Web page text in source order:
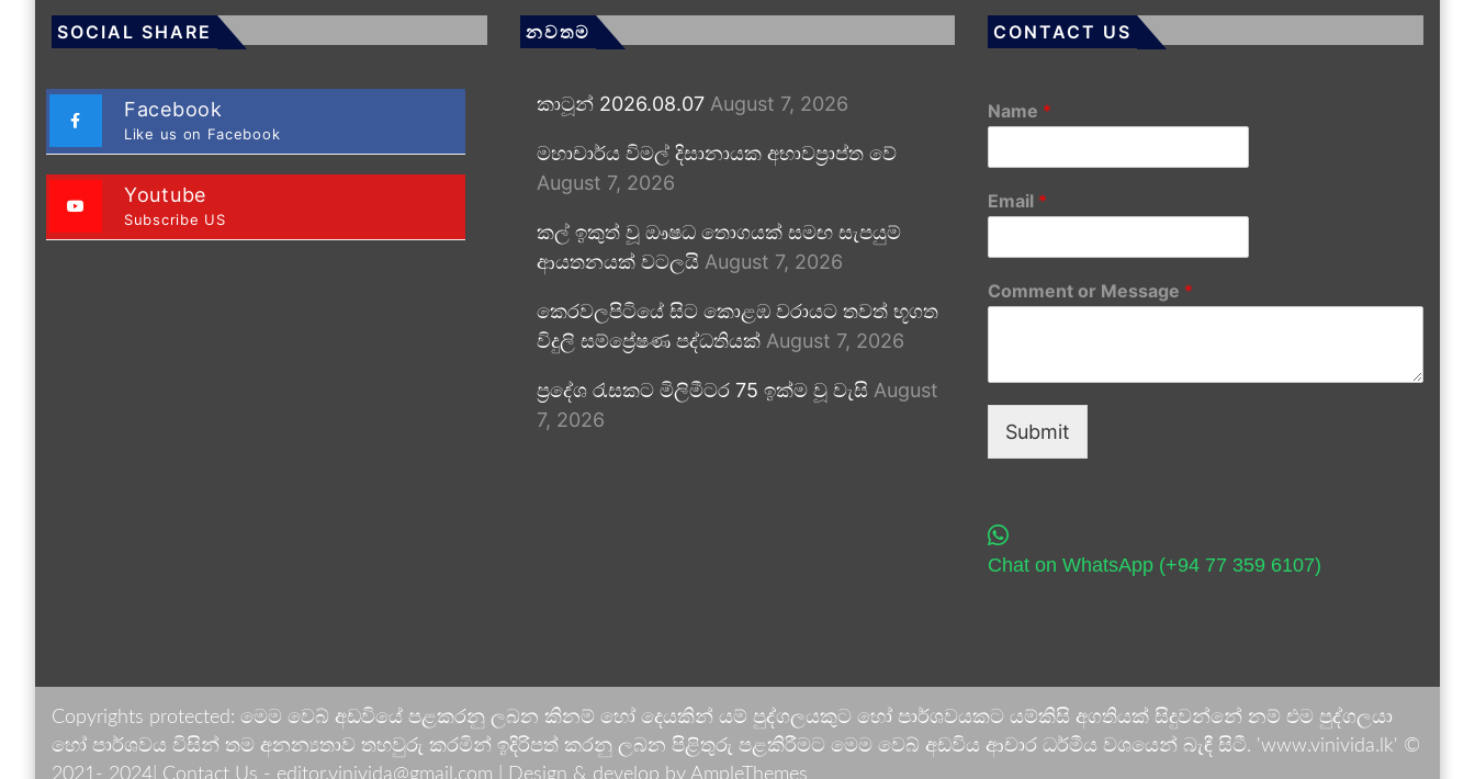
SOCIAL SHARE
Facebook
Like us on Facebook
Youtube
Subscribe US
නවතම
කාටූන් 2026.08.07 August 7, 2026
මහාචාර්ය විමල් දිසානායක අභාවප්‍රාප්ත වේ
August 7, 2026
කල් ඉකුත් වූ ඖෂධ තොගයක් සමඟ සැපයුම්
ආයතනයක් වටලයි August 7, 2026
කෙරවලපිටියේ සිට කොළඹ වරායට තවත් භූගත
විදුලි සම්ප්‍රේෂණ පද්ධතියක් August 7, 2026
ප්‍රදේශ රැසකට මිලිමීටර 75 ඉක්ම වූ වැසි August
7, 2026
CONTACT US
Name *
Email *
Comment or Message *
Submit
Chat on WhatsApp (+94 77 359 6107)
Copyrights protected: මෙම වෙබ් අඩවියේ පළකරනු ලබන කිනම් හෝ දෙයකින් යම් පුද්ගලයකුට හෝ පාර්ශවයකට යම්කිසි අගතියක් සිදුවන්නේ නම් එම පුද්ගලයා
හෝ පාර්ශවය විසින් තම අනන්‍යතාව තහවුරු කරමින් ඉදිරිපත් කරනු ලබන පිළිතුරු පළකිරීමට මෙම වෙබ් අඩවිය ආචාර ධර්මීය වශයෙන් බැඳී සිටී. 'www.vinivida.lk' ©
2021- 2024| Contact Us - editor.vinivida@gmail.com |
Design & develop by AmpleThemes